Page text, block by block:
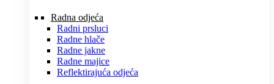
Radna odjeća
Radni prsluci
Radne hlače
Radne jakne
Radne majice
Reflektirajuća odjeća